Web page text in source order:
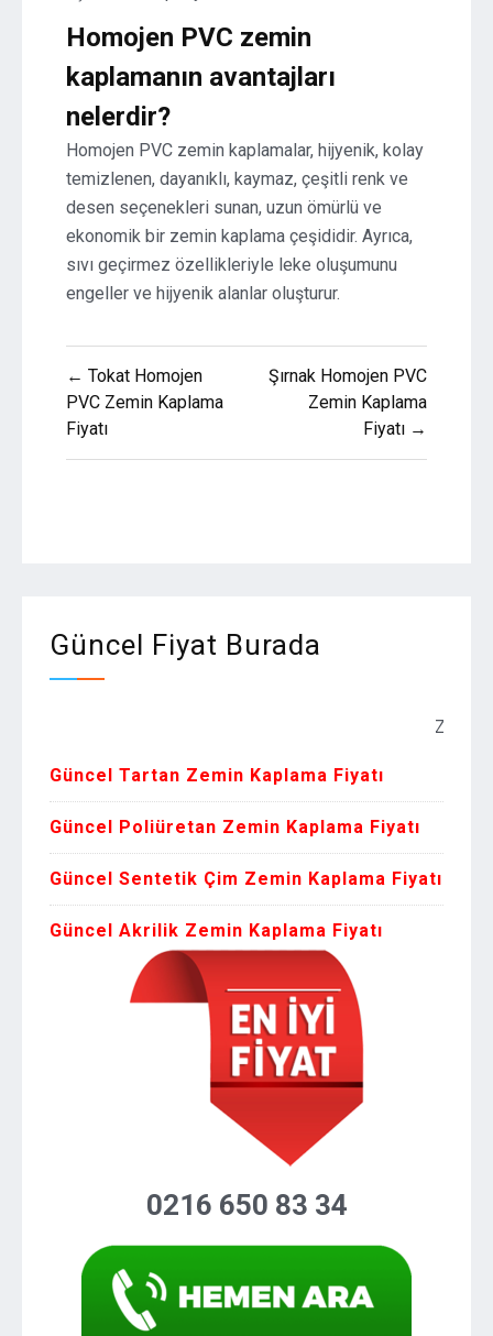
Homojen PVC zemin
kaplamanın avantajları
nelerdir?
Homojen PVC zemin kaplamalar, hijyenik, kolay
temizlenen, dayanıklı, kaymaz, çeşitli renk ve
desen seçenekleri sunan, uzun ömürlü ve
ekonomik bir zemin kaplama çeşididir. Ayrıca,
sıvı geçirmez özellikleriyle leke oluşumunu
engeller ve hijyenik alanlar oluşturur.
Yazı
gezinmesi
← Tokat Homojen
PVC Zemin Kaplama
Fiyatı
Şırnak Homojen PVC
Zemin Kaplama
Fiyatı →
Güncel Fiyat Burada
Zemin
Güncel Tartan Zemin Kaplama Fiyatı
Güncel Poliüretan Zemin Kaplama Fiyatı
Güncel Sentetik Çim Zemin Kaplama Fiyatı
Güncel Akrilik Zemin Kaplama Fiyatı
0216 650 83 34